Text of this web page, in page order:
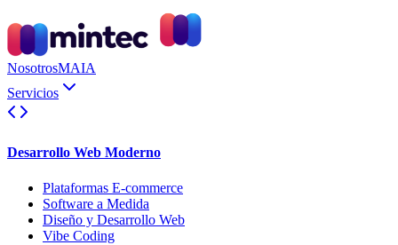
NosotrosMAIA
Servicios
Desarrollo Web Moderno
Plataformas E-commerce
Software a Medida
Diseño y Desarrollo Web
Vibe Coding